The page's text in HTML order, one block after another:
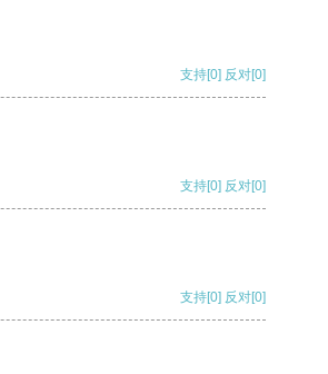
支持[0] 反对[0]
支持[0] 反对[0]
支持[0] 反对[0]